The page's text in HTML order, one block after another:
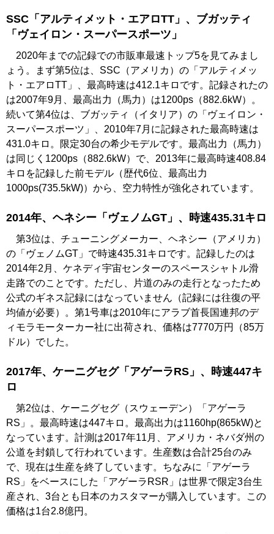
SSC「アルティメット・エアロTT」、ブガッティ
「ヴェイロン・スーパースポーツ」
2020年までの記録での市販車最速トップ5を見てみまし
ょう。まず第5位は、SSC（アメリカ）の「アルティメッ
ト・エアロTT」、最高時速は412.1キロです。記録されたの
は2007年9月、最高出力（馬力）は1200ps（882.6kW）。
続いて第4位は、ブガッティ（イタリア）の「ヴェイロン・
スーパースポーツ」、2010年7月に記録された最高時速は
431.0キロ。限定30台の希少モデルです。最高出力（馬力）
は同じく1200ps（882.6kW）で、2013年に最高時速408.84
キロを記録した前モデル（歴代6位、最高出力
1000ps(735.5kW)）から、空力特性が強化されています。
2014年、ヘネシー「ヴェノムGT」、時速435.31キロ
第3位は、チューニングメーカー、ヘネシー（アメリカ）
の「ヴェノムGT」で時速435.31キロです。記録したのは
2014年2月、ケネディ宇宙センターのスペースシャトル滑
走路でのことです。ただし、片道のみの走行となったため
公式のギネス記録にはなっていません（記録には往復の平
均値が必要）。第1号車は2010年にアラブ首長国連邦のデ
ィモラモーターカー社に出荷され、価格は7770万円（85万
ドル）でした。
2017年、ケーニグセグ「アゲーラRS」、時速447キ
ロ
第2位は、ケーニグセグ（スウェーデン）「アゲーラ
RS」。最高時速は447キロ。最高出力は1160hp(865kW)と
なっています。計測は2017年11月、アメリカ・ネバダ州の
公道を封鎖して行われています。生産数は合計25台のみ
で、現在は生産を終了しています。ちなみに「アゲーラ
RS」をベースにした「アゲーラRSR」は世界で限定3台生
産され、3台とも日本のカスタマーが購入しています。この
価格は1台2.8億円。